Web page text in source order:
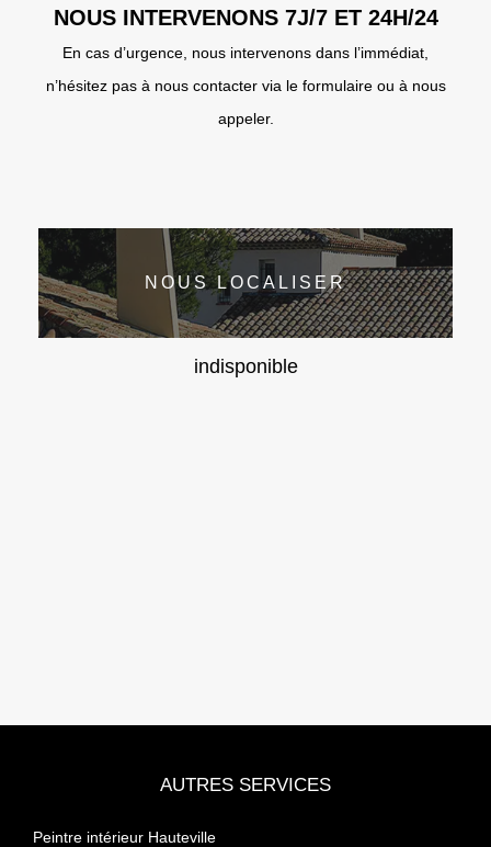
NOUS INTERVENONS 7J/7 ET 24H/24
En cas d’urgence, nous intervenons dans l’immédiat,
n’hésitez pas à nous contacter via le formulaire ou à nous
appeler.
NOUS LOCALISER
indisponible
AUTRES SERVICES
Peintre intérieur Hauteville